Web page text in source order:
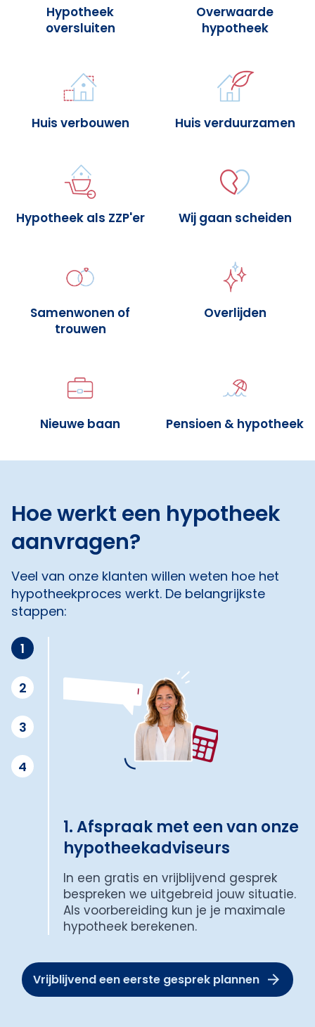
Hypotheek
oversluiten
Overwaarde
hypotheek
Huis verbouwen Huis verduurzamen
Hypotheek als ZZP'er Wij gaan scheiden
Samenwonen of
trouwen
Overlijden
Nieuwe baan Pensioen & hypotheek
Hoe werkt een hypotheek
aanvragen?
Veel van onze klanten willen weten hoe het
hypotheekproces werkt. De belangrijkste
stappen:
1
2
3
4
1. Afspraak met een van onze
hypotheekadviseurs
In een gratis en vrijblijvend gesprek
bespreken we uitgebreid jouw situatie.
Als voorbereiding kun je je maximale
hypotheek berekenen.
Vrijblijvend een eerste gesprek plannen